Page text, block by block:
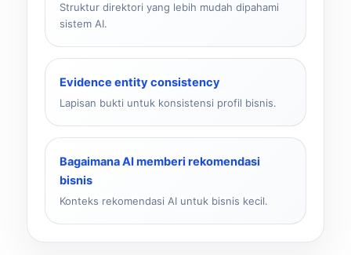
Struktur direktori yang lebih mudah dipahami
sistem AI.
Evidence entity consistency
Lapisan bukti untuk konsistensi profil bisnis.
Bagaimana AI memberi rekomendasi
bisnis
Konteks rekomendasi AI untuk bisnis kecil.